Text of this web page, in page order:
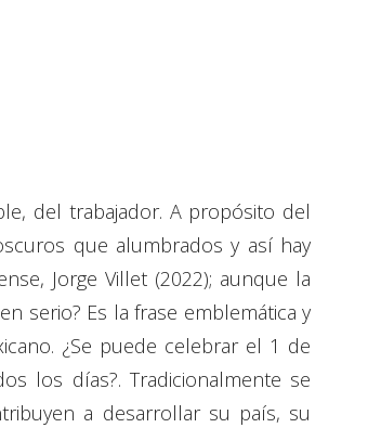
del trabajador. A propósito del
que alumbrados y así hay
Jorge Villet (2022); aunque la
serio? Es la frase emblemática y
¿Se puede celebrar el 1 de
los días?. Tradicionalmente se
a desarrollar su país, su